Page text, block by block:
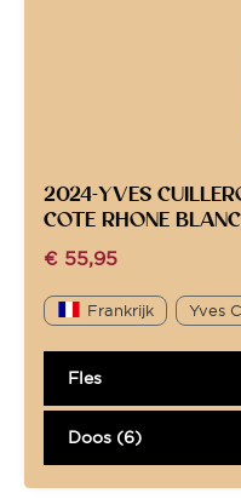
2024-YVES
COTE RHONE BLANC
€ 55,95
Frankrijk Yves
Fles
Doos (6)